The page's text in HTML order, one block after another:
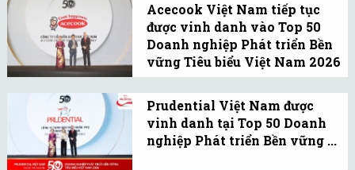
ngành mỹ phẩm khi các
thương hiệu chú trọng
đổi mới bao bì nhằm giảm
phát thải, hạn chế sử
dụng nhựa nguyên sinh.
Acecook Việt Nam tiếp tục
được vinh danh vào Top 50
Doanh nghiệp Phát triển Bền
vững Tiêu biểu Việt Nam 2026
nhờ nỗ lực giảm thiểu rác ...
giảm chất thải trong sản
xuất, Acecook Việt Nam
tiếp tục đẩy mạnh lộ
Prudential Việt Nam được
vinh danh tại Top 50 Doanh
nghiệp Phát triển Bền vững ...